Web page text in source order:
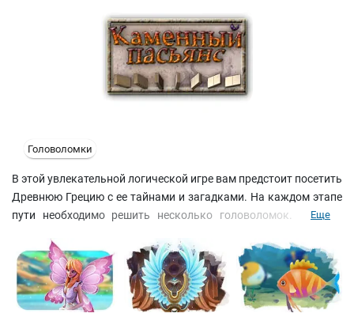
Головоломки
В этой увлекательной логической игре вам предстоит посетить
Древнюю Грецию с ее тайнами и загадками. На каждом этапе
пути необходимо решить несколько головоломок. Суть их
друг к другу. Доступны так же запасные камни, которые
нужно использовать тогда, когда на игровом поле не осталось
нужных камней. Но тратить резерв нужно аккуратно, так как
он не бесконечен. Всевозможные бонусы помогут вам
Еще